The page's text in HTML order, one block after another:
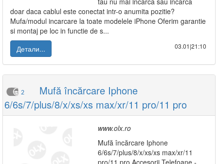
doar daca cablul este conectat intr-o anumita pozitie?
Mufa/modul incarcare la toate modelele iPhone Oferim garantie
si montaj pe loc in functie de s...
Детали...
03.01|21:10
2
Mufă încărcare Iphone
6/6s/7/plus/8/x/xs/xs max/xr/11 pro/11 pro
www.olx.ro
Mufă încărcare Iphone
6/6s/7/plus/8/x/xs/xs max/xr/11
pro/11 pro Accesorii Telefoane -